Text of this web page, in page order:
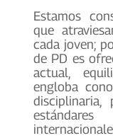
Estamos
que
cada joven;
de PD es
actual,
engloba